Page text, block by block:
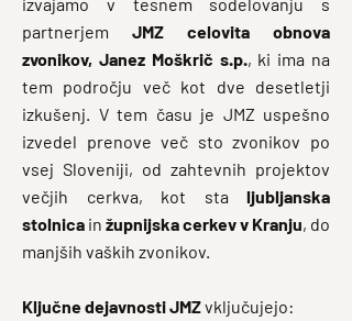
partnerjem JMZ celovita obnova
zvonikov, Janez Moškrič s.p., ki ima na
tem področju več kot dve desetletji
izkušenj. V tem času je JMZ uspešno
izvedel prenove več sto zvonikov po
vsej Sloveniji, od zahtevnih projektov
večjih cerkva, kot sta ljubljanska
stolnica in župnijska cerkev v Kranju, do
manjših vaških zvonikov.
Ključne dejavnosti JMZvključujejo: